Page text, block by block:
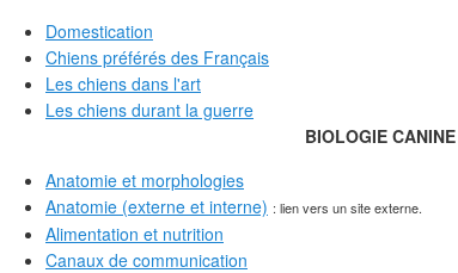
Domestication
Chiens préférés des Français
Les chiens dans l'art
Les chiens durant la guerre
BIOLOGIE CANINE
Anatomie et morphologies
Anatomie (externe et interne) : lien vers un site externe.
Alimentation et nutrition
Canaux de communication